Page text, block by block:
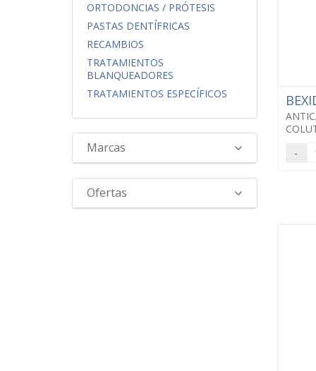
ORTODONCIAS / PRÓTESIS
PASTAS DENTÍFRICAS
RECAMBIOS
TRATAMIENTOS
BLANQUEADORES
TRATAMIENTOS ESPECÍFICOS
Marcas
Ofertas
-